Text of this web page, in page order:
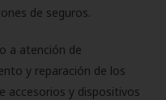
de seguros.
a atención de
y reparación de los
accesorios y dispositivos